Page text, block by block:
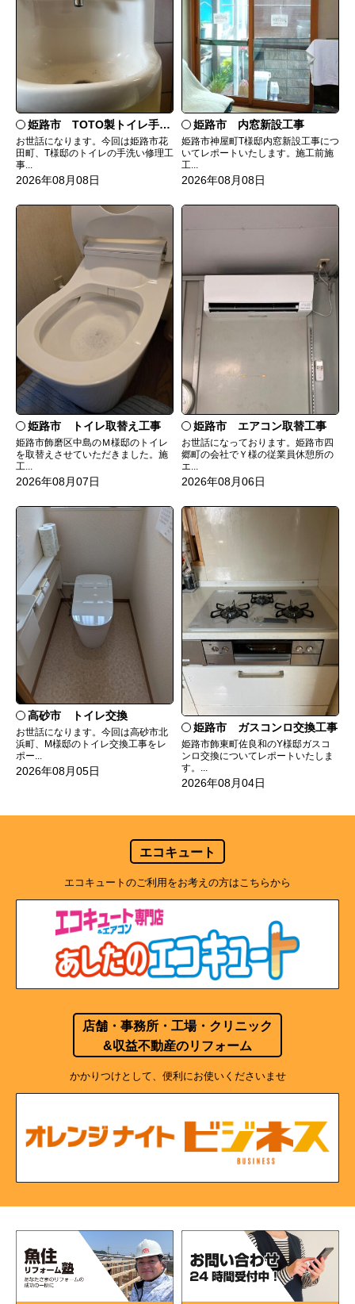
姫路市 TOTO製トイレ手洗いの水漏れ修理
お世話になります。今回は姫路市花
田町、T様邸のトイレの手洗い修理工
事...
2026年08月08日
姫路市 内窓新設工事
姫路市神屋町T様邸内窓新設工事につ
いてレポートいたします。施工前施
工...
2026年08月08日
姫路市 トイレ取替え工事
姫路市飾磨区中島のＭ様邸のトイレ
を取替えさせていただきました。施
工...
2026年08月07日
姫路市 エアコン取替工事
お世話になっております。姫路市四
郷町の会社でＹ様の従業員休憩所の
エ...
2026年08月06日
高砂市 トイレ交換
お世話になります。今回は高砂市北
浜町、M様邸のトイレ交換工事をレ
ポー...
2026年08月05日
姫路市 ガスコンロ交換工事
姫路市飾東町佐良和のY様邸ガスコ
ンロ交換についてレポートいたしま
す。...
2026年08月04日
エコキュート
エコキュートのご利用をお考えの方はこちらから
店舗・事務所・工場・クリニック
&収益不動産のリフォーム
かかりつけとして、便利にお使いくださいませ